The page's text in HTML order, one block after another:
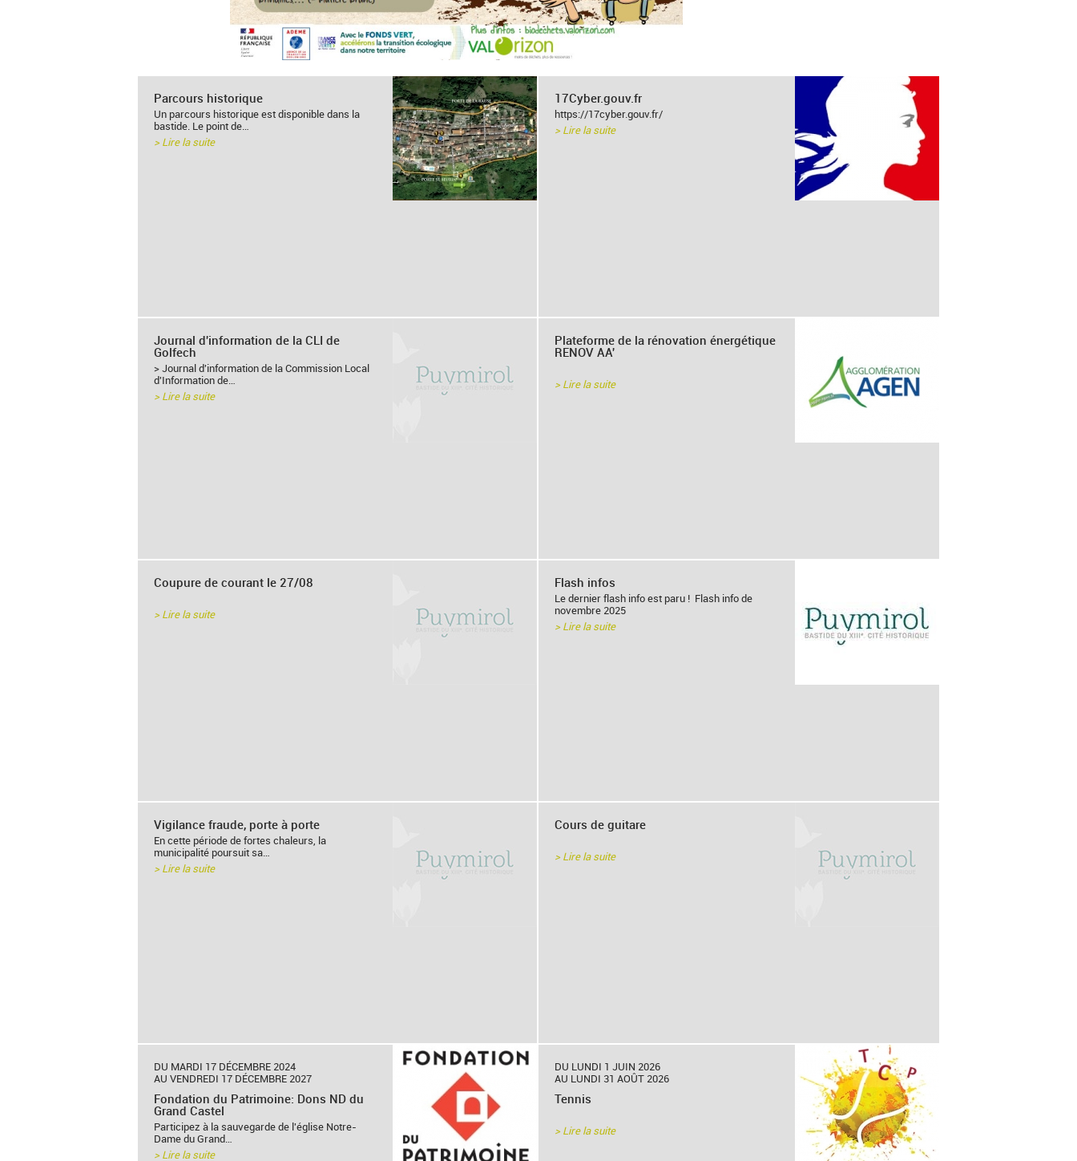
Parcours historique
Un parcours historique est disponible dans la
bastide. Le point de…
> Lire la suite
17Cyber.gouv.fr
https://17cyber.gouv.fr/
> Lire la suite
Journal d'information de la CLI de
Golfech
> Journal d'information de la Commission Local
d'Information de…
> Lire la suite
Plateforme de la rénovation énergétique
RENOV AA'
> Lire la suite
Coupure de courant le 27/08
> Lire la suite
Flash infos
Le dernier flash info est paru ! Flash info de
novembre 2025
> Lire la suite
Vigilance fraude, porte à porte
En cette période de fortes chaleurs, la
municipalité poursuit sa…
> Lire la suite
Cours de guitare
> Lire la suite
DU MARDI 17 DÉCEMBRE 2024
AU VENDREDI 17 DÉCEMBRE 2027
Fondation du Patrimoine: Dons ND du
Grand Castel
Participez à la sauvegarde de l'église Notre-
Dame du Grand…
> Lire la suite
DU LUNDI 1 JUIN 2026
AU LUNDI 31 AOÛT 2026
Tennis
> Lire la suite